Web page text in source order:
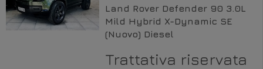
Land Rover Defender 90 3.0L
Mild Hybrid X-Dynamic SE
(Nuovo) Diesel
Trattativa riservata